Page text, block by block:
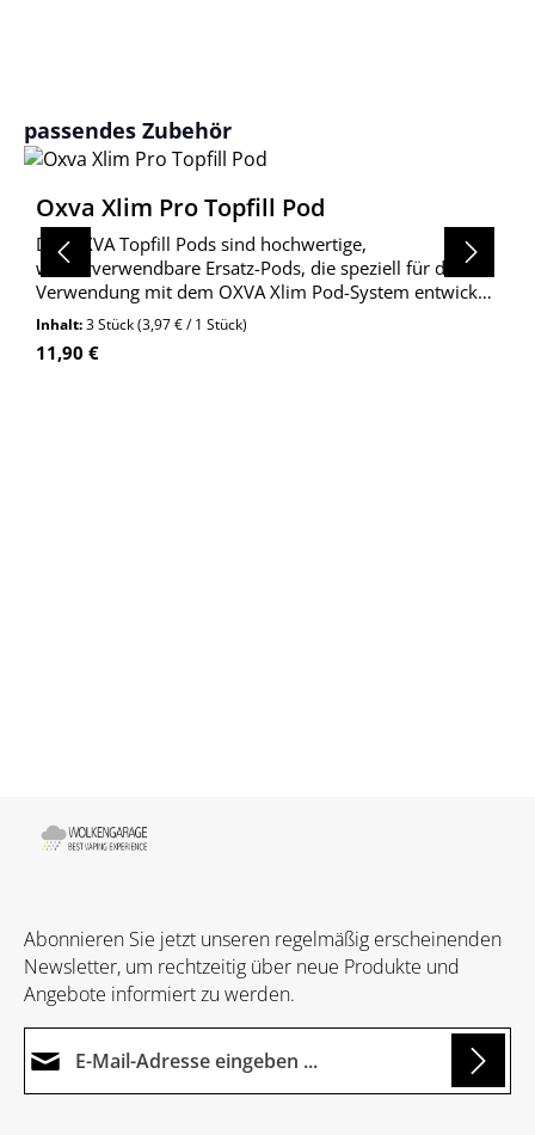
Produktgalerie überspringen
passendes Zubehör
Oxva Xlim Pro Topfill Pod
Die OXVA Topfill Pods sind hochwertige,
wiederverwendbare Ersatz-Pods, die speziell für die
Verwendung mit dem OXVA Xlim Pod-System entwickelt
wurden. Die Pods verfügen über ein praktisches Top-
Fill-Design, das ein einfaches und sauberes Befüllen
ermöglic
Inhalt:3 Stück(3,97 € / 1 Stück)
Regulärer Preis:
11,90 €
Abonnieren Sie jetzt unseren regelmäßig erscheinenden
Newsletter, um rechtzeitig über neue Produkte und
Angebote informiert zu werden.
Loading...